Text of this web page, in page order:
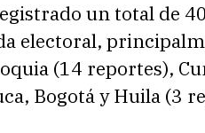
un total de
electoral,
(14 reportes),
Bogotá y Huila (3